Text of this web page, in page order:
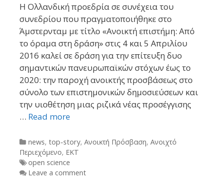
Η Ολλανδική προεδρία σε συνέχεια του
συνεδρίου που πραγματοποιήθηκε στο
Άμστερνταμ με τίτλο «Ανοικτή επιστήμη: Από
το όραμα στη δράση» στις 4 και 5 Απριλίου
2016 καλεί σε δράση για την επίτευξη δυο
σημαντικών πανευρωπαϊκών στόχων έως το
2020: την παροχή ανοικτής προσβάσεως στο
σύνολο των επιστημονικών δημοσιεύσεων και
την υιοθέτηση μιας ριζικά νέας προσέγγισης
… Read more
Categories
news, top-story, Ανοικτή Πρόσβαση, Ανοιχτό
Περιεχόμενο, ΕΚΤ
Tags
open science
Leave a comment